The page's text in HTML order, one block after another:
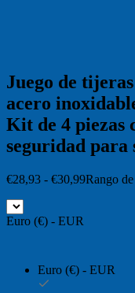
Juego de
acero
Kit de 4 piezas
seguridad para
€28,93 - €30,99Rango
Euro (€) - EUR
Euro (€) - EUR